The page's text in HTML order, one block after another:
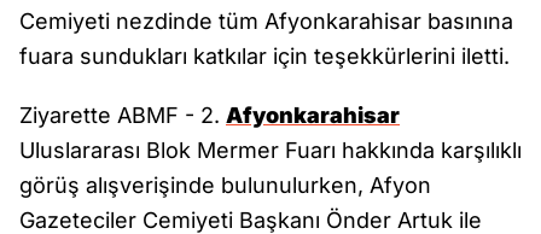
Cemiyeti nezdinde tüm Afyonkarahisar basınına
fuara sundukları katkılar için teşekkürlerini iletti.
Ziyarette ABMF - 2. Afyonkarahisar
Uluslararası Blok Mermer Fuarı hakkında karşılıklı
görüş alışverişinde bulunulurken, Afyon
Gazeteciler Cemiyeti Başkanı Önder Artuk ile